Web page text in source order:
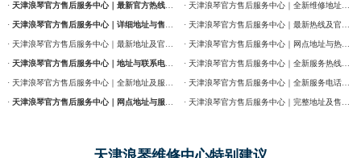
· 天津浪琴官方售后服务中心｜最新官方热线及维修地址权威信息通告（2026年7月最新）
· 天津浪琴官方售后服务中心｜详细地址与售后服务电话权威信息公告（2026年7月最新）
· 天津浪琴官方售后服务中心｜地址与联系电话权威信息公告（2026年7月最新）
· 天津浪琴官方售后服务中心｜网点地址与服务热线权威信息公示（2026年7月最新）